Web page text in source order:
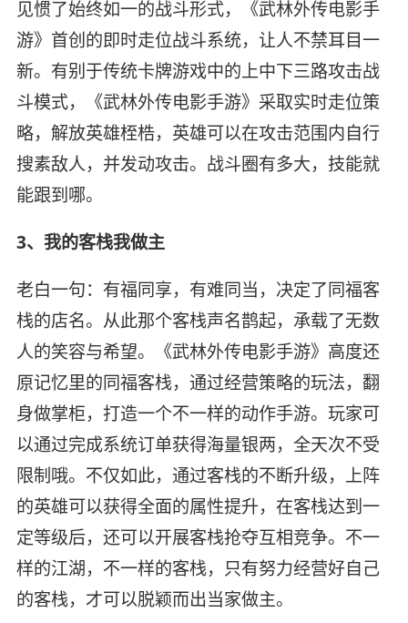
见惯了始终如一的战斗形式，《武林外传电影手
游》首创的即时走位战斗系统，让人不禁耳目一
新。有别于传统卡牌游戏中的上中下三路攻击战
斗模式，《武林外传电影手游》采取实时走位策
略，解放英雄桎梏，英雄可以在攻击范围内自行
搜素敌人，并发动攻击。战斗圈有多大，技能就
能跟到哪。
3、我的客栈我做主
老白一句：有福同享，有难同当，决定了同福客
栈的店名。从此那个客栈声名鹊起，承载了无数
人的笑容与希望。《武林外传电影手游》高度还
原记忆里的同福客栈，通过经营策略的玩法，翻
身做掌柜，打造一个不一样的动作手游。玩家可
以通过完成系统订单获得海量银两，全天次不受
限制哦。不仅如此，通过客栈的不断升级，上阵
的英雄可以获得全面的属性提升，在客栈达到一
定等级后，还可以开展客栈抢夺互相竞争。不一
样的江湖，不一样的客栈，只有努力经营好自己
的客栈，才可以脱颖而出当家做主。